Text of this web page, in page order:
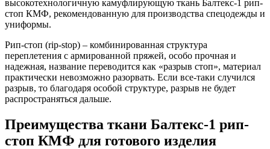
высокотехнологичную камуфлирующую ткань Балтекс-1 рип-
стоп КМФ, рекомендованную для производства спецодежды и
униформы.
Рип-стоп (rip-stop) – комбинированная структура
переплетения с армированной пряжей, особо прочная и
надежная, название переводится как «разрыв стоп», материал
практически невозможно разорвать. Если все-таки случился
разрыв, то благодаря особой структуре, разрыв не будет
распространяться дальше.
Преимущества ткани Балтекс-1 рип-
стоп КМФ для готового изделия